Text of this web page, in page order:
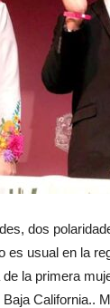
dos
usual en la
la primera
California..